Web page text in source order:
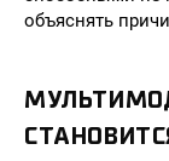
объяснять